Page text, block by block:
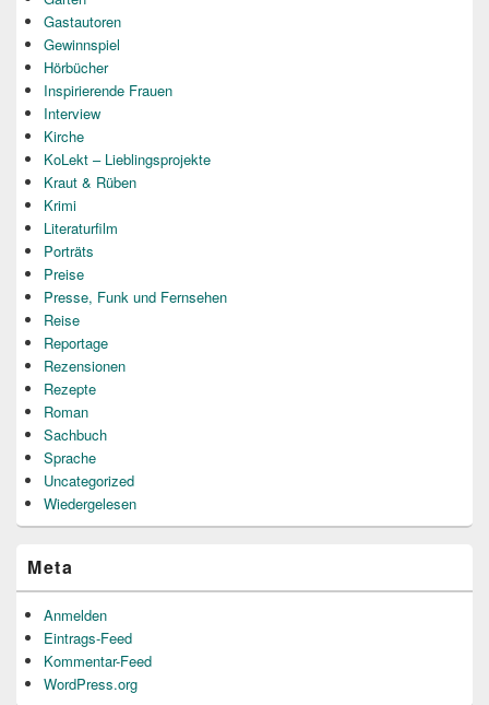
Gastautoren
Gewinnspiel
Hörbücher
Inspirierende Frauen
Interview
Kirche
KoLekt – Lieblingsprojekte
Kraut & Rüben
Krimi
Literaturfilm
Porträts
Preise
Presse, Funk und Fernsehen
Reise
Reportage
Rezensionen
Rezepte
Roman
Sachbuch
Sprache
Uncategorized
Wiedergelesen
Meta
Anmelden
Eintrags-Feed
Kommentar-Feed
WordPress.org